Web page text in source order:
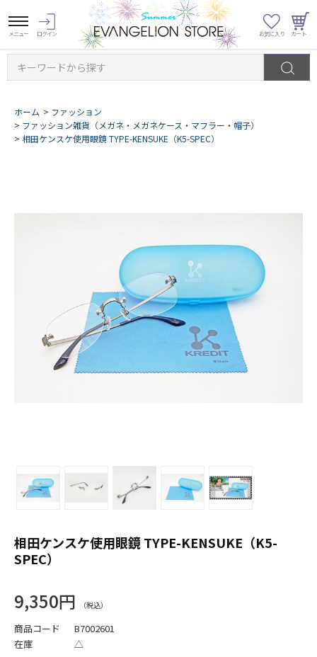
キーワードから探す
ホーム > ファッション
> ファッション雑貨（メガネ・メガネケース・マフラー・帽子）
> 相田ケンスケ使用眼鏡 TYPE-KENSUKE（K5-SPEC）
相田ケンスケ使用眼鏡 TYPE-KENSUKE（K5-
SPEC）
9,350円
商品コード
B7002601
在庫
△